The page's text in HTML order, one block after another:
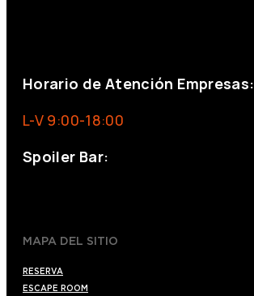
Horario de Atención Empresas:
L-V 9:00-18:00
Spoiler Bar:
MAPA DEL SITIO
RESERVA
ESCAPE ROOM